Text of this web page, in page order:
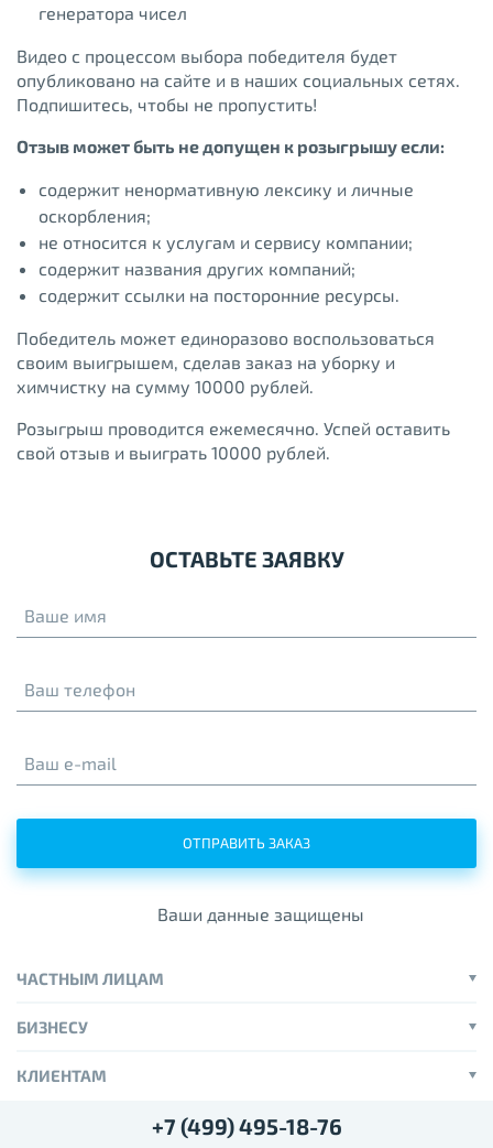
генератора чисел
Видео с процессом выбора победителя будет
опубликовано на сайте и в наших социальных сетях.
Подпишитесь, чтобы не пропустить!
Отзыв может быть не допущен к розыгрышу если:
содержит ненормативную лексику и личные
оскорбления;
не относится к услугам и сервису компании;
содержит названия других компаний;
содержит ссылки на посторонние ресурсы.
Победитель может единоразово воспользоваться
своим выигрышем, сделав заказ на уборку и
химчистку на сумму 10000 рублей.
Розыгрыш проводится ежемесячно. Успей оставить
свой отзыв и выиграть 10000 рублей.
ОСТАВЬТЕ ЗАЯВКУ
Ваше имя
Ваш телефон
Ваш e-mail
ОТПРАВИТЬ ЗАКАЗ
Ваши данные защищены
ЧАСТНЫМ ЛИЦАМ
БИЗНЕСУ
КЛИЕНТАМ
+7 (499) 495-18-76